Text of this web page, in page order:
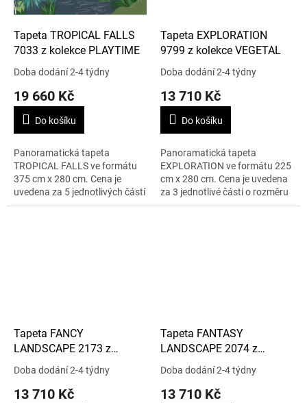
Tapeta TROPICAL FALLS
7033 z kolekce PLAYTIME
Doba dodání 2-4 týdny
19 660 Kč
Do košíku
Panoramatická tapeta
TROPICAL FALLS ve formátu
375 cm x 280 cm. Cena je
uvedena za 5 jednotlivých částí
o rozměru 75 cm x 280 cm.
Tapeta EXPLORATION
9799 z kolekce VEGETAL
Doba dodání 2-4 týdny
13 710 Kč
Do košíku
Panoramatická tapeta
EXPLORATION ve formátu 225
cm x 280 cm. Cena je uvedena
za 3 jednotlivé části o rozměru
75 cm x 280 cm.
Tapeta FANCY
LANDSCAPE 2173 z
kolekce LANDSCAPE
Doba dodání 2-4 týdny
13 710 Kč
Tapeta FANTASY
LANDSCAPE 2074 z
kolekce LANDSCAPE
Doba dodání 2-4 týdny
13 710 Kč